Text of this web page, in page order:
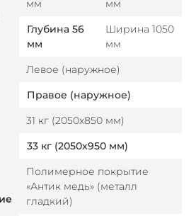
мм
мм
Глубина 56
мм
Ширина 1050
мм
Левое (наружное)
Правое (наружное)
31 кг (2050х850 мм)
33 кг (2050х950 мм)
Полимерное покрытие
«Антик медь» (металл
гладкий)